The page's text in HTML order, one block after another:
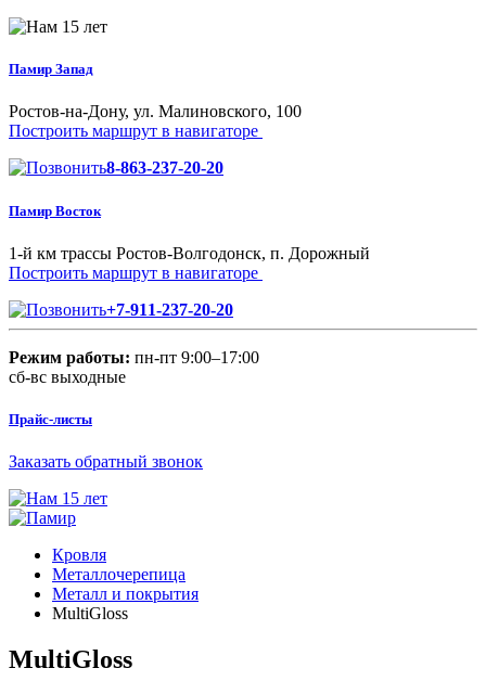
Памир Запад
Ростов-на-Дону, ул. Малиновского, 100
Построить маршрут в навигаторе
8-863-237-20-20
Памир Восток
1-й км трассы Ростов-Волгодонск, п. Дорожный
Построить маршрут в навигаторе
+7-911-237-20-20
Режим работы: пн-пт 9:00–17:00
сб-вс выходные
Прайс-листы
Заказать обратный звонок
Кровля
Металлочерепица
Металл и покрытия
MultiGloss
MultiGloss